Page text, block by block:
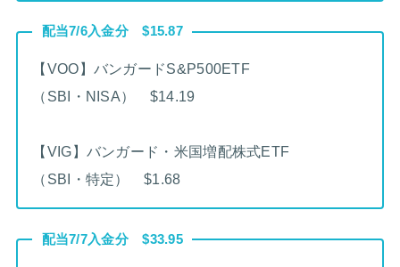
配当7/6入金分 $15.87
【VOO】バンガードS&P500ETF
（SBI・NISA） $14.19
【VIG】バンガード・米国増配株式ETF
（SBI・特定） $1.68
配当7/7入金分 $33.95